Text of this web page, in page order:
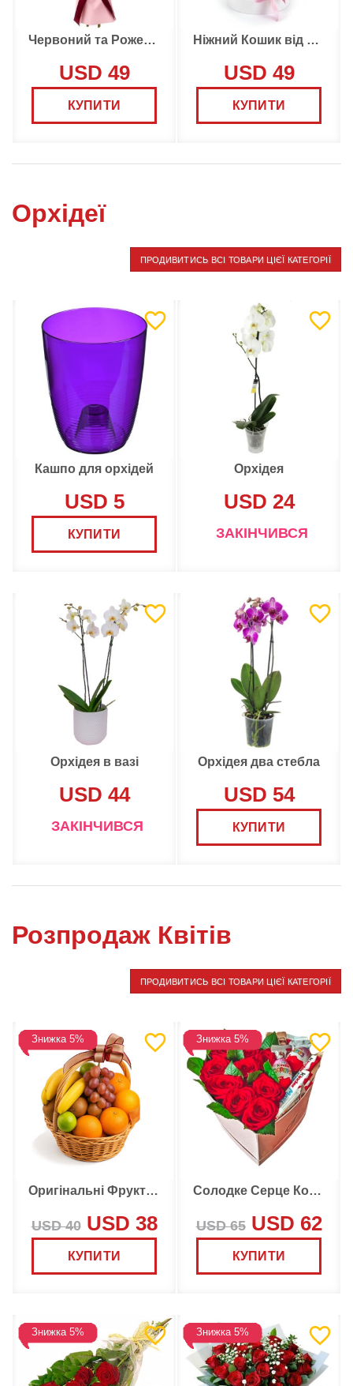
Червоний та Рожевий Букет
USD 49
КУПИТИ
Ніжний Кошик від Флориста
USD 49
КУПИТИ
Орхідеї
ПРОДИВИТИСЬ ВСІ ТОВАРИ ЦІЄЇ КАТЕГОРІЇ
Кашпо для орхідей
USD 5
КУПИТИ
Орхідея
USD 24
ЗАКІНЧИВСЯ
Орхідея в вазі
USD 44
ЗАКІНЧИВСЯ
Орхідея два стебла
USD 54
КУПИТИ
Розпродаж Квітів
ПРОДИВИТИСЬ ВСІ ТОВАРИ ЦІЄЇ КАТЕГОРІЇ
Знижка 5%
Оригінальні Фрукти Кошик
USD 40USD 38
КУПИТИ
Знижка 5%
Солодке Серце Коробка
USD 65USD 62
КУПИТИ
Знижка 5% Знижка 5%